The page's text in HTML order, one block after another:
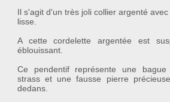
Il s'agit d'un très joli collier argenté
lisse.
A cette cordelette argentée est
éblouissant.
Ce pendentif représente une
strasset une fausse pierre précieuse
dedans.